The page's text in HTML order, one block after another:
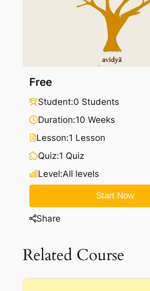
Free
Student:0 Students
Duration:10 Weeks
Lesson:1 Lesson
Quiz:1 Quiz
Level:All levels
Start Now
Share
Related Course